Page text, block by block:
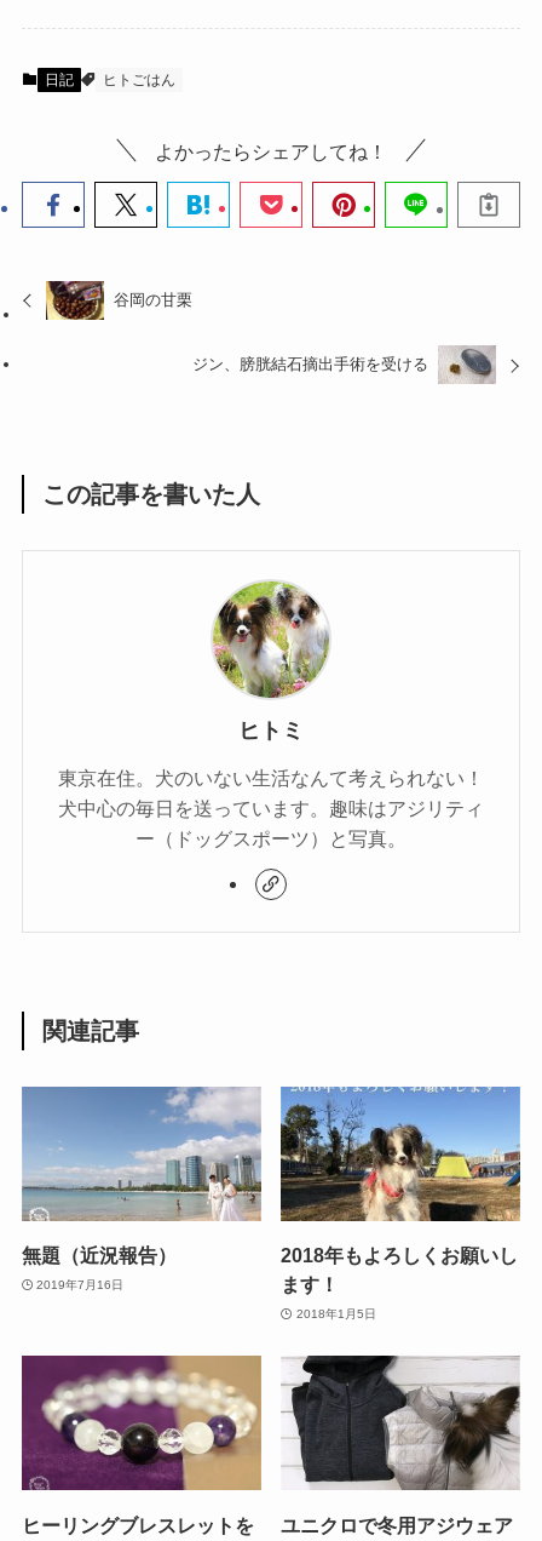
日記 ヒトごはん
よかったらシェアしてね！
谷岡の甘栗
ジン、膀胱結石摘出手術を受ける
この記事を書いた人
ヒトミ
東京在住。犬のいない生活なんて考えられない！
犬中心の毎日を送っています。趣味はアジリティ
ー（ドッグスポーツ）と写真。
関連記事
無題（近況報告）
2019年7月16日
2018年もよろしくお願いし
ます！
2018年1月5日
ヒーリングブレスレットを ユニクロで冬用アジウェア